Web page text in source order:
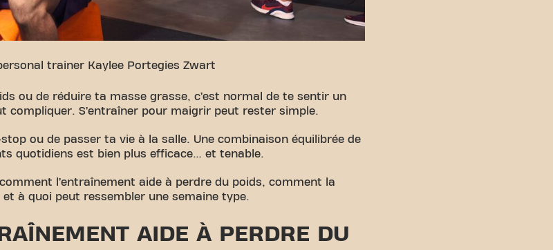
trainer Kaylee Portegies Zwart
ou de réduire ta masse grasse, c’est normal de te sentir un
compliquer. S’entraîner pour maigrir peut rester simple.
ou de passer ta vie à la salle. Une combinaison équilibrée de
quotidiens est bien plus efficace… et tenable.
l’entraînement aide à perdre du poids, comment la
à quoi peut ressembler une semaine type.
AIDE À PERDRE DU